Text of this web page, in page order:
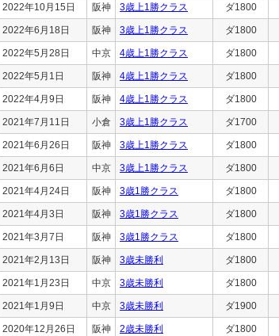
2022年10月15日 阪神 3歳上1勝クラス ダ1800
2022年6月18日 阪神 3歳上1勝クラス ダ1800
2022年5月28日 中京 4歳上1勝クラス ダ1800
2022年5月1日 阪神 4歳上1勝クラス ダ1800
2022年4月9日 阪神 4歳上1勝クラス ダ1800
2021年7月11日 小倉 3歳上1勝クラス ダ1700
2021年6月26日 阪神 3歳上1勝クラス ダ1800
2021年6月6日 中京 3歳上1勝クラス ダ1800
2021年4月24日 阪神 3歳1勝クラス ダ1800
2021年4月3日 阪神 3歳1勝クラス ダ1800
2021年3月7日 阪神 3歳1勝クラス ダ1800
2021年2月13日 阪神 3歳未勝利 ダ1800
2021年1月23日 中京 3歳未勝利 ダ1800
2021年1月9日 中京 3歳未勝利 ダ1900
2020年12月26日 阪神 2歳未勝利 ダ1800